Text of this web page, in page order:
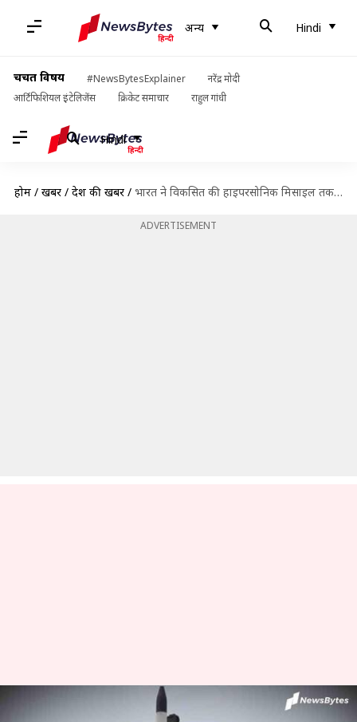
अन्य Hindi
चर्चित विषय #NewsBytesExplainer
नरेंद्र मोदी
आर्टिफिशियल इंटेलिजेंस
क्रिकेट समाचार राहुल गांधी
Hindi
होम / खबरें / देश की खबरें / भारत ने विकसित की हाइपरसोनिक मिसाइल तकनीक, ऐसा करने वाला मात्र चौथा देश
ADVERTISEMENT
भारत ने विकसित की हाइपरसोनिक